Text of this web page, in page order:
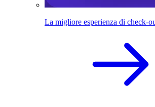
La migliore esperienza di check-